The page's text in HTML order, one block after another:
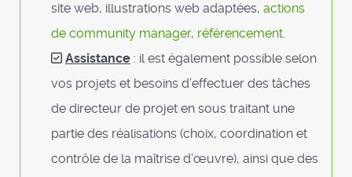
site web, illustrations web adaptées, actions
de community manager, référencement.
Assistance : il est également possible selon
vos projets et besoins d’effectuer des tâches
de directeur de projet en sous traitant une
partie des réalisations (choix, coordination et
contrôle de la maîtrise d’œuvre), ainsi que des